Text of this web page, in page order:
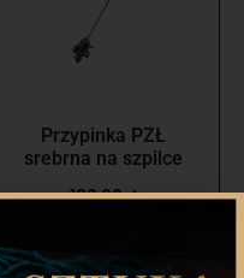
Przypinka PZŁ
srebrna na szpilce
139,00zł
Dodaj do koszyka